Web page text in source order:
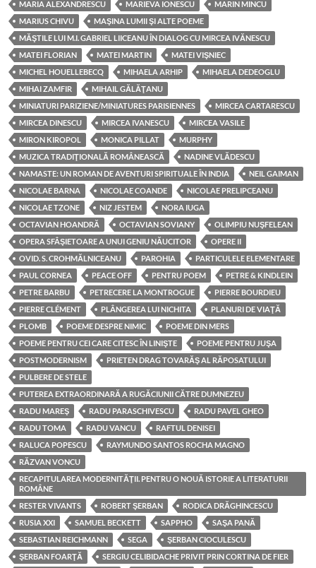
MARIA ALEXANDRESCU MARIEVA IONESCU
MARIN MINCU
MARIUS CHIVU
MAŞINA LUMII ŞI ALTE POEME
MĂŞTILE LUI M.I. GABRIEL LIICEANU ÎN DIALOG CU MIRCEA IVĂNESCU
MATEI FLORIAN
MATEI MARTIN
MATEI VIŞNIEC
MICHEL HOUELLEBECQ
MIHAELA ARHIP
MIHAELA DEDEOGLU
MIHAI ZAMFIR
MIHAIL GĂLĂŢANU
MINIATURI PARIZIENE/MINIATURES PARISIENNES
MIRCEA CARTARESCU
MIRCEA DINESCU
MIRCEA IVANESCU
MIRCEA VASILE
MIRON KIROPOL
MONICA PILLAT
MURPHY
MUZICA TRADIŢIONALĂ ROMÂNEASCĂ
NADINE VLĂDESCU
NAMASTE: UN ROMAN DE AVENTURI SPIRITUALE ÎN INDIA
NEIL GAIMAN
NICOLAE BARNA
NICOLAE COANDE
NICOLAE PRELIPCEANU
NICOLAE TZONE
NIZ JESTEM
NORA IUGA
OCTAVIAN HOANDRĂ
OCTAVIAN SOVIANY
OLIMPIU NUŞFELEAN
OPERA SFÂŞIETOARE A UNUI GENIU NĂUCITOR
OPERE II
OVID. S. CROHMĂLNICEANU
PAROHIA
PARTICULELE ELEMENTARE
PAUL CORNEA
PEACE OFF PENTRU POEM
PETRE & KINDLEIN
PETRE BARBU
PETRECERE LA MONTROGUE
PIERRE BOURDIEU
PIERRE CLÉMENT
PLÂNGEREA LUI NICHITA
PLANURI DE VIAŢĂ
PLOMB
POEME DESPRE NIMIC
POEME DIN MERS
POEME PENTRU CEI CARE CITESC ÎN LINIŞTE
POEME PENTRU JUŞA
POSTMODERNISM
PRIETEN DRAG TOVARĂŞ AL RĂPOSATULUI
PULBERE DE STELE
PUTEREA EXTRAORDINARĂ A RUGĂCIUNII CĂTRE DUMNEZEU
RADU MAREŞ
RADU PARASCHIVESCU
RADU PAVEL GHEO
RADU TOMA
RADU VANCU
RAFTUL DENISEI
RALUCA POPESCU
RAYMUNDO SANTOS ROCHA MAGNO
RĂZVAN VONCU
RECAPITULAREA MODERNITĂŢII. PENTRU O NOUĂ ISTORIE A LITERATURII
ROMÂNE
RESTER VIVANTS
ROBERT ŞERBAN
RODICA DRĂGHINCESCU
RUSIA XXI
SAMUEL BECKETT SAPPHO
SAŞA PANĂ
SEBASTIAN REICHMANN
SEGA
ŞERBAN CIOCULESCU
ŞERBAN FOARŢĂ
SERGIU CELIBIDACHE PRIVIT PRIN CORTINA DE FIER